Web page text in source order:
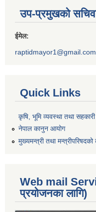
उप-प्रमुखको
ईमेल:
raptidmayor1@gmail.com
Quick Links
कृषि, भूमि व्यवस्था तथा
नेपाल कानुन आयोग
मुख्यमन्त्री तथा
Web mail
प्रयोजनका लागि)